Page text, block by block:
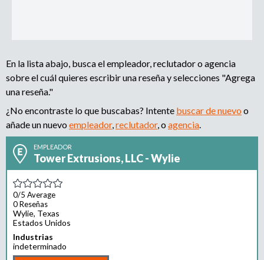
d
a
e
i
a
d
e
r
e
u
t
a
m
i
En la lista abajo, busca el empleador, reclutador o agencia
sobre el cuál quieres escribir una reseña y selecciones "Agrega
una reseña."
¿No encontraste lo que buscabas? Intente buscar de nuevo o
añade un nuevo empleador,reclutador, o agencia.
EMPLEADOR
Tower Extrusions, LLC - Wylie
0/5 Average
0 Reseñas
Wylie, Texas
Estados Unidos
Industrias
indeterminado